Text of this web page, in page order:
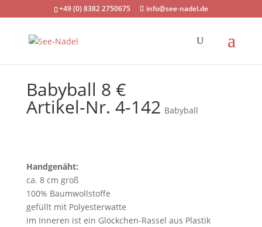
+49 (0) 8382 2750675 info@see-nadel.de
Babyball 8 €
Artikel-Nr. 4-142 Babyball
Handgenäht:
ca. 8 cm groß
100% Baumwollstoffe
gefüllt mit Polyesterwatte
im Inneren ist ein Glöckchen-Rassel aus Plastik